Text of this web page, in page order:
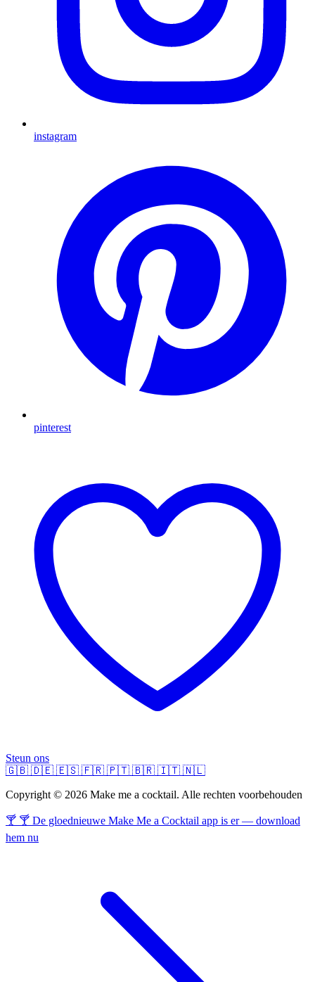
instagram
pinterest
Steun ons
🇬🇧 🇩🇪 🇪🇸 🇫🇷 🇵🇹 🇧🇷 🇮🇹 🇳🇱
Copyright © 2026 Make me a cocktail. Alle rechten voorbehouden
🍸 🍸 De gloednieuwe Make Me a Cocktail app is er — download
hem nu